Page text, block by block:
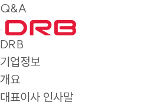
Q&A
DRB
기업정보
개요
대표이사 인사말